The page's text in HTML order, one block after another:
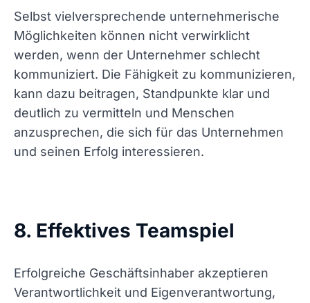
Selbst vielversprechende unternehmerische
Möglichkeiten können nicht verwirklicht
werden, wenn der Unternehmer schlecht
kommuniziert. Die Fähigkeit zu kommunizieren,
kann dazu beitragen, Standpunkte klar und
deutlich zu vermitteln und Menschen
anzusprechen, die sich für das Unternehmen
und seinen Erfolg interessieren.
8. Effektives Teamspiel
Erfolgreiche Geschäftsinhaber akzeptieren
Verantwortlichkeit und Eigenverantwortung,